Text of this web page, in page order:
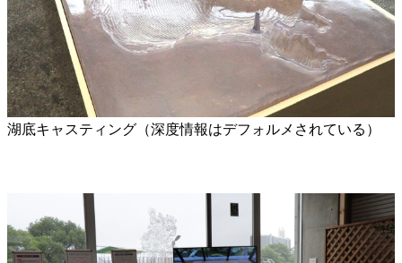
湖底キャスティング（深度情報はデフォルメされている）